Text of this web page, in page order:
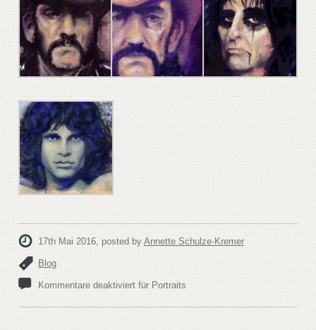
17th Mai 2016, posted byAnnette Schulze-Kremer
Blog
Kommentare deaktiviert für Portraits